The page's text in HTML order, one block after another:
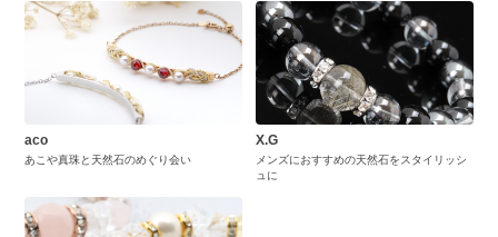
aco
あこや真珠と天然石のめぐり会い
X.G
メンズにおすすめの天然石をスタイリッシ
ュに